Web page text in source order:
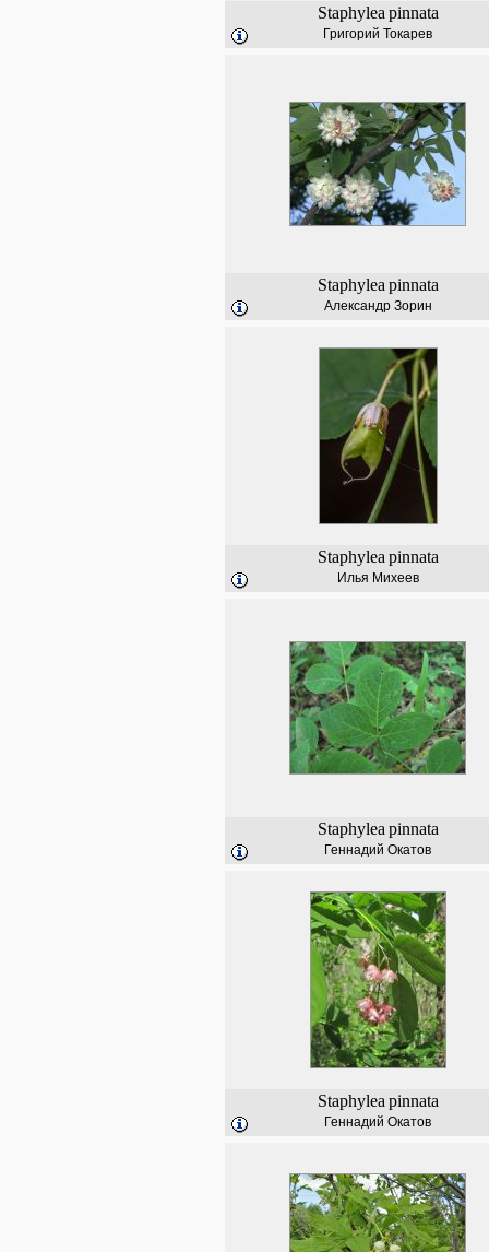
Staphylea pinnata
Григорий Токарев
Staphylea pinnata
Александр Зорин
Staphylea pinnata
Илья Михеев
Staphylea pinnata
Геннадий Окатов
Staphylea pinnata
Геннадий Окатов